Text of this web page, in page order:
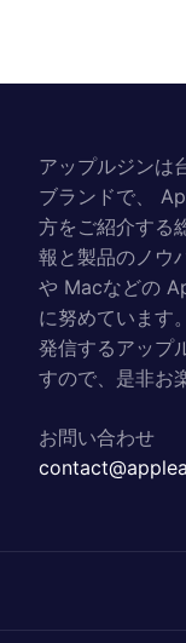
アップルジンは
ブランドで、
方をご紹介する
報と製品のノウ
や Macなどの
に努めています
発信するアップ
すので、是非お
お問い合わせ